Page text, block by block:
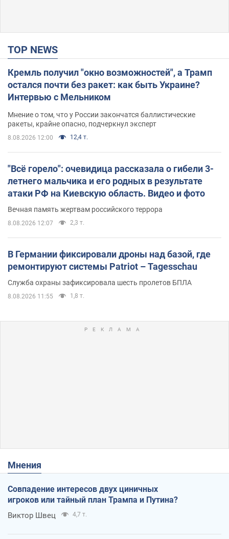
TOP NEWS
Кремль получил "окно возможностей", а Трамп
остался почти без ракет: как быть Украине?
Интервью с Мельником
Мнение о том, что у России закончатся баллистические
ракеты, крайне опасно, подчеркнул эксперт
8.08.2026 12:00 12,4 т.
"Всё горело": очевидица рассказала о гибели 3-
летнего мальчика и его родных в результате
атаки РФ на Киевскую область. Видео и фото
Вечная память жертвам российского террора
8.08.2026 12:07 2,3 т.
В Германии фиксировали дроны над базой, где
ремонтируют системы Patriot – Tagesschau
Служба охраны зафиксировала шесть пролетов БПЛА
8.08.2026 11:55 1,8 т.
Мнения
Совпадение интересов двух циничных
игроков или тайный план Трампа и Путина?
Виктор Швец 4,7 т.